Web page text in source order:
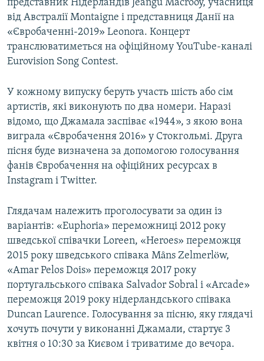
представник Нідерландів Jeangu Macrooy, учасниця
від Австралії Montaigne і представниця Данії на
«Євробаченні-2019» Leonora. Концерт
транслюватиметься на офіційному YouTube-каналі
Eurovision Song Contest.
У кожному випуску беруть участь шість або сім
артистів, які виконують по два номери. Наразі
відомо, що Джамала заспіває «1944», з якою вона
виграла «Євробачення 2016» у Стокгольмі. Друга
пісня буде визначена за допомогою голосування
фанів Євробачення на офіційних ресурсах в
Instagram і Twitter.
Глядачам належить проголосувати за один із
варіантів: «Euphoria» переможниці 2012 року
шведської співачки Loreen, «Heroes» переможця
2015 року шведського співака Måns Zelmerlöw,
«Amar Pelos Dois» переможця 2017 року
португальського співака Salvador Sobral і «Arcade»
переможця 2019 року нідерландського співака
Duncan Laurence. Голосування за пісню, яку глядачі
хочуть почути у виконанні Джамали, стартує 3
квітня о 10:30 за Києвом і триватиме до вечора.